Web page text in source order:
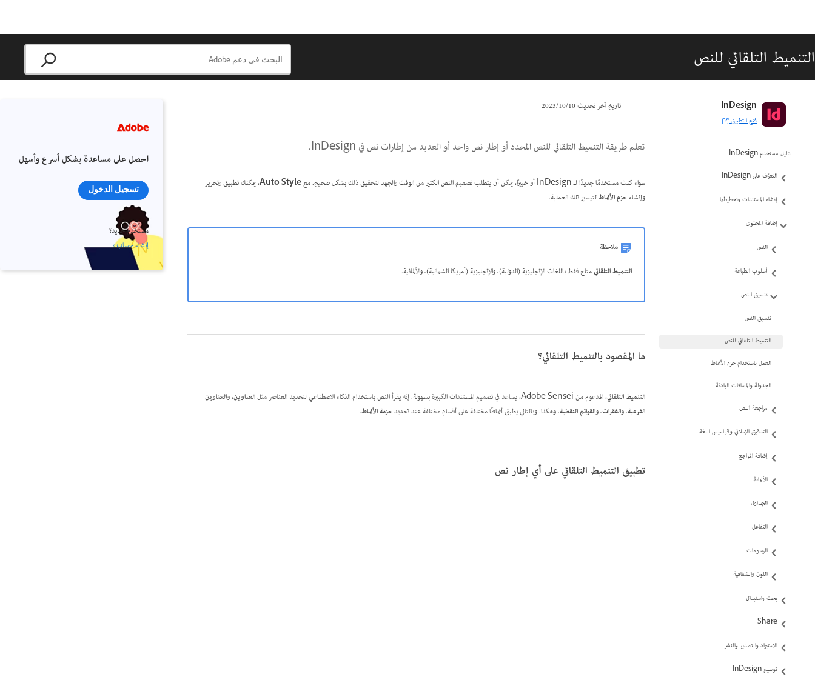
التنميط التلقائي للنص
تاريخ آخر تحديث10‏/10‏/2023 InDesign
فتح التطبيق
دليل مستخدم InDesign
التعرّف على InDesign
إنشاء المستندات وتخطيطها
إضافة المحتوى
النص
أسلوب الطباعة
تنسيق النص
تنسيق النص
التنميط التلقائي للنص
العمل باستخدام حزم الأنماط
الجدولة والمسافات البادئة
مراجعة النص
التدقيق الإملائي وقواميس اللغة
إضافة المراجع
الأنماط
الجداول
التفاعل
الرسومات
اللون والشفافية
بحث واستبدال
Share
الاستيراد والتصدير والنشر
توسيع InDesign
تعلم طريقة التنميط التلقائي للنص المحدد أو إطار نص واحد أو العديد من إطارات نص في InDesign.
سواء كنت مستخدمًا جديدًا لـ InDesign أو خبيرًا، يمكن أن يتطلب تصميم النص الكثير من الوقت والجهد لتحقيق ذلك بشكل صحيح. مع Auto Style، يمكنك تطبيق وتحرير
وإنشاءحزم الأنماطلتيسير تلك العملية.
ملاحظة
التنميط التلقائيمتاح فقط باللغات الإنجليزية (الدولية)، والإنجليزية (أمريكا الشمالية)، والألمانية.
ما المقصود بالتنميط التلقائي؟
التنميط التلقائي، المدعوم من Adobe Sensei، يساعد في تصميم المستندات الكبيرة بسهولة. إنه يقرأ النص باستخدام الذكاء الاصطناعي لتحديد العناصر مثل العناوين، والعناوين
الفرعية، والفقرات، والقوائم النقطية، وهكذا. وبالتالي يطبق أنماطًا مختلفة على أقسام مختلفة عند تحديدحزمة الأنماط.
تطبيق التنميط التلقائي على أي إطار نص
احصل على مساعدة بشكل أسرع وأسهل
تسجيل الدخول
مستخدم جديد؟
إنشاء حساب ›